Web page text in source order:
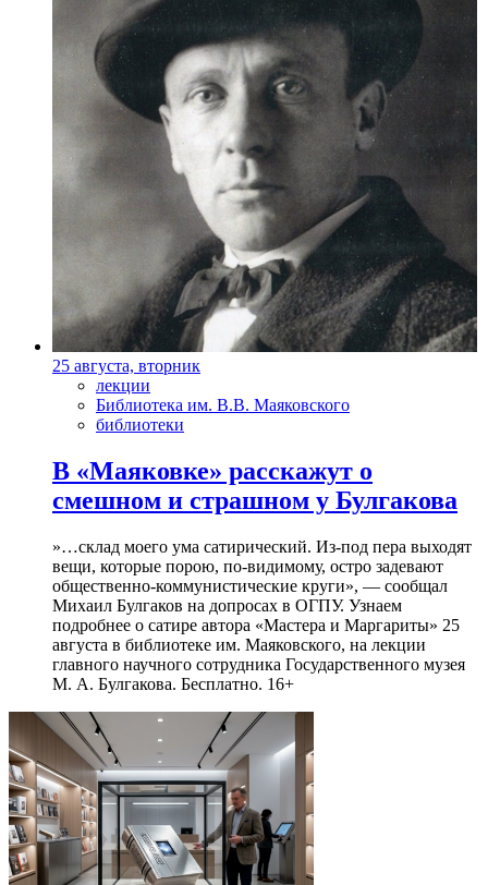
25 августа, вторник
лекции
Библиотека им. В.В. Маяковского
библиотеки
В «Маяковке» расскажут о
смешном и страшном у Булгакова
»…склад моего ума сатирический. Из-под пера выходят
вещи, которые порою, по-видимому, остро задевают
общественно-коммунистические круги», — сообщал
Михаил Булгаков на допросах в ОГПУ. Узнаем
подробнее о сатире автора «Мастера и Маргариты» 25
августа в библиотеке им. Маяковского, на лекции
главного научного сотрудника Государственного музея
М. А. Булгакова. Бесплатно. 16+